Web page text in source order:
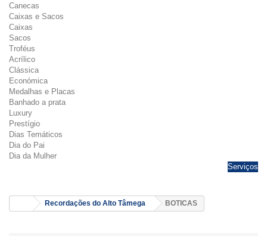
Canecas
Caixas e Sacos
Caixas
Sacos
Troféus
Acrílico
Clássica
Económica
Medalhas e Placas
Banhado a prata
Luxury
Prestígio
Dias Temáticos
Dia do Pai
Dia da Mulher
Serviços
Recordações do Alto Tâmega BOTICAS